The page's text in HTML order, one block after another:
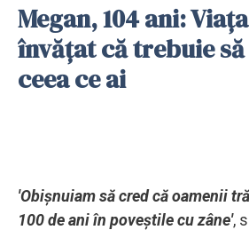
Megan, 104 ani:
învățat că trebuie
ceea ce ai
'Obișnuiam să cred că oamenii
100 de ani în poveștile cu zâne',